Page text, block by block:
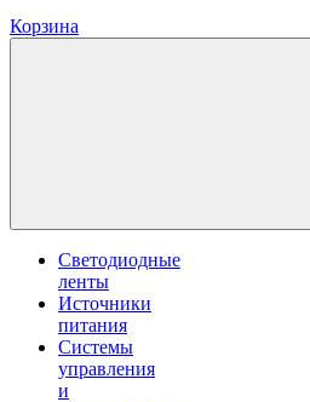
Корзина
Светодиодные
ленты
Источники
питания
Системы
управления
и